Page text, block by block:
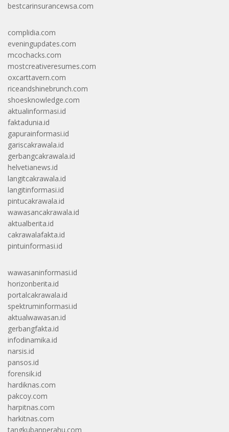
bestcarinsurancewsa.com
complidia.com
eveningupdates.com
mcochacks.com
mostcreativeresumes.com
oxcarttavern.com
riceandshinebrunch.com
shoesknowledge.com
aktualinformasi.id
faktadunia.id
gapurainformasi.id
gariscakrawala.id
gerbangcakrawala.id
helvetianews.id
langitcakrawala.id
langitinformasi.id
pintucakrawala.id
wawasancakrawala.id
aktualberita.id
cakrawalafakta.id
pintuinformasi.id
wawasaninformasi.id
horizonberita.id
portalcakrawala.id
spektruminformasi.id
aktualwawasan.id
gerbangfakta.id
infodinamika.id
narsis.id
pansos.id
forensik.id
hardiknas.com
pakcoy.com
harpitnas.com
harkitnas.com
tangkubanperahu.com